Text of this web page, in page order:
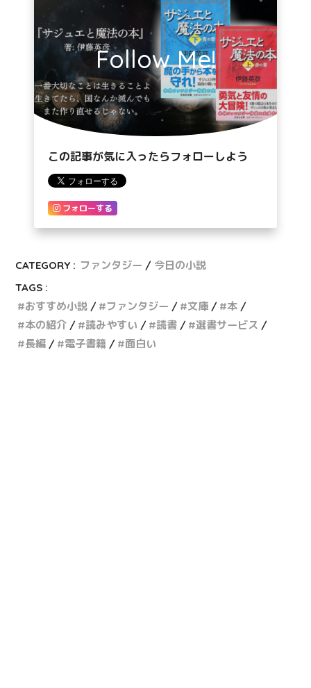
Follow Me!
この記事が気に入ったらフォローしよう
フォローする
CATEGORY : ファンタジー
今日の小説
TAGS :
おすすめ小説
ファンタジー 文庫
本
本の紹介
読みやすい 読書
選書サービス
長編
電子書籍 面白い